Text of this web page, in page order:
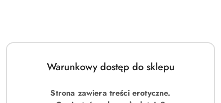
Warunkowy dostęp do sklepu
Strona zawiera treści erotyczne.